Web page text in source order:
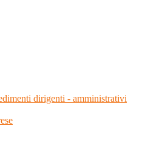
dirigenti - amministrativi